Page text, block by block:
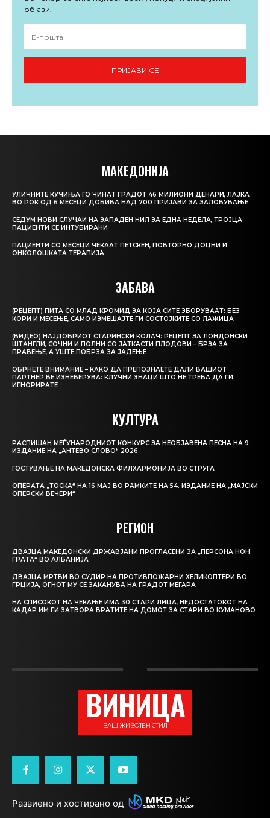
објави.
ПРИЈАВИ СЕ
МАКЕДОНИЈА
УЛИЧНИТЕ КУЧИЊА ГО ЧИНАТ ГРАДОТ 46 МИЛИОНИ ДЕНАРИ, ЛАЈКА
ВО РОК ОД 6 МЕСЕЦИ ДОБИВА НАД 700 ПРИЈАВИ ЗА ЗАЛОВУВАЊЕ
СЕДУМ НОВИ СЛУЧАИ НА ЗАПАДЕН НИЛ ЗА ЕДНА НЕДЕЛА, ТРОЈЦА
ПАЦИЕНТИ СЕ ИНТУБИРАНИ
ПАЦИЕНТИ СО МЕСЕЦИ ЧЕКААТ ПЕТСКЕН, ПОВТОРНО ДОЦНИ И
ОНКОЛОШКАТА ТЕРАПИЈА
ЗАБАВА
(РЕЦЕПТ) ПИТА СО МЛАД КРОМИД ЗА КОЈА СИТЕ ЗБОРУВААТ: БЕЗ
КОРИ И МЕСЕЊЕ, САМО ИЗМЕШАЈТЕ ГИ СОСТОЈКИТЕ СО ЛАЖИЦА
(ВИДЕО) НАЈДОБРИОТ СТАРИНСКИ КОЛАЧ: РЕЦЕПТ ЗА ЛОНДОНСКИ
ШТАНГЛИ, СОЧНИ И ПОЛНИ СО ЈАТКАСТИ ПЛОДОВИ – БРЗА ЗА
ПРАВЕЊЕ, А УШТЕ ПОБРЗА ЗА ЈАДЕЊЕ
ОБРНЕТЕ ВНИМАНИЕ – КАКО ДА ПРЕПОЗНАЕТЕ ДАЛИ ВАШИОТ
ПАРТНЕР ВЕ ИЗНЕВЕРУВА: КЛУЧНИ ЗНАЦИ ШТО НЕ ТРЕБА ДА ГИ
ИГНОРИРАТЕ
КУЛТУРА
РАСПИШАН МЕЃУНАРОДНИОТ КОНКУРС ЗА НЕОБЈАВЕНА ПЕСНА НА 9.
ИЗДАНИЕ НА „АНТЕВО СЛОВО“ 2026
ГОСТУВАЊЕ НА МАКЕДОНСКА ФИЛХАРМОНИЈА ВО СТРУГА
ОПЕРАТА „ТОСКА“ НА 16 МАЈ ВО РАМКИТЕ НА 54. ИЗДАНИЕ НА „МАЈСКИ
ОПЕРСКИ ВЕЧЕРИ“
РЕГИОН
ДВАЈЦА МАКЕДОНСКИ ДРЖАВЈАНИ ПРОГЛАСЕНИ ЗА „ПЕРСОНА НОН
ГРАТА“ ВО АЛБАНИЈА
ДВАЈЦА МРТВИ ВО СУДИР НА ПРОТИВПОЖАРНИ ХЕЛИКОПТЕРИ ВО
ГРЦИЈА, ОГНОТ МУ СЕ ЗАКАНУВА НА ГРАДОТ МЕГАРА
НА СПИСОКОТ НА ЧЕКАЊЕ ИМА 30 СТАРИ ЛИЦА, НЕДОСТАТОКОТ НА
КАДАР ИМ ГИ ЗАТВОРА ВРАТИТЕ НА ДОМОТ ЗА СТАРИ ВО КУМАНОВО
ВИНИЦА
ВАШ ЖИВОТЕН СТИЛ
Развиено и хостирано од